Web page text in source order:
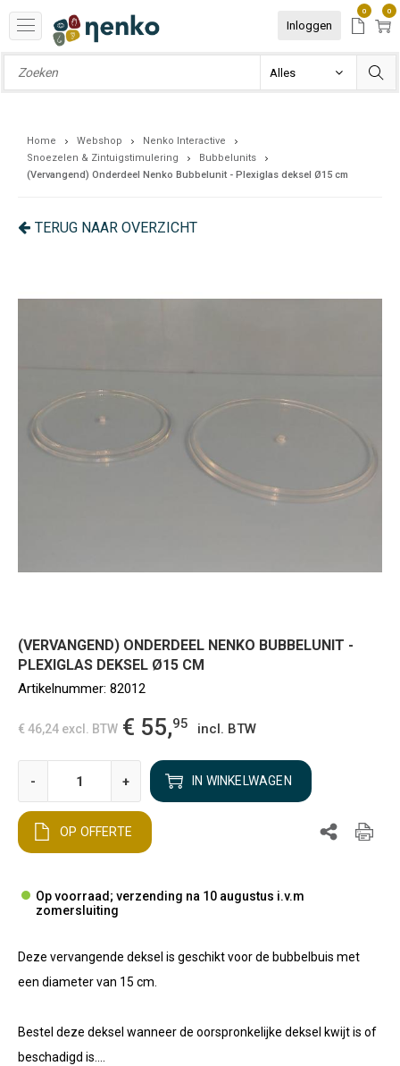
Inloggen
0 0
Home Webshop
Nenko Interactive
Snoezelen & Zintuigstimulering
Bubbelunits
(Vervangend) Onderdeel Nenko Bubbelunit - Plexiglas deksel Ø15 cm
TERUG NAAR OVERZICHT
(VERVANGEND) ONDERDEEL NENKO BUBBELUNIT -
PLEXIGLAS DEKSEL Ø15 CM
Artikelnummer: 82012
€ 46,24 excl. BTW € 55,95 incl. BTW
- + IN WINKELWAGEN
OP OFFERTE
Op voorraad; verzending na 10 augustus i.v.m
zomersluiting
Deze vervangende deksel is geschikt voor de bubbelbuis met
een diameter van 15 cm.
Bestel deze deksel wanneer de oorspronkelijke deksel kwijt is of
beschadigd is....